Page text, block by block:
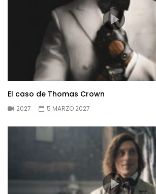
El caso de Thomas Crown
2027 5 MARZO 2027